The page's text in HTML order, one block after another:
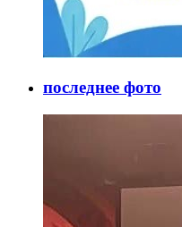
последнее фото